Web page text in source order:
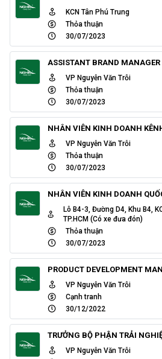
KCN Tân Phú Trung
Thỏa thuận
30/07/2023
ASSISTANT BRAND MANAGER
VP Nguyễn Văn Trỗi
Thỏa thuận
30/07/2023
NHÂN VIÊN KINH DOANH
VP Nguyễn Văn Trỗi
Thỏa thuận
30/07/2023
NHÂN VIÊN KINH DOANH
Lô B4-3, Đường D4, Khu B4,
TP.HCM (Có xe đưa đón)
Thỏa thuận
30/07/2023
PRODUCT DEVELOPMENT
VP Nguyễn Văn Trỗi
Cạnh tranh
30/12/2022
TRƯỞNG BỘ PHẬN TRẢI
VP Nguyễn Văn Trỗi